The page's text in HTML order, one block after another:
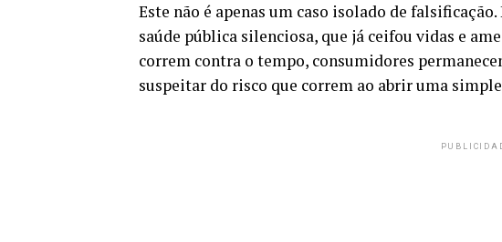
Este não é apenas um caso isolado de
saúde pública silenciosa, que já ceifou vidas e
correm contra o tempo, consumidores
suspeitar do risco que correm ao abrir uma